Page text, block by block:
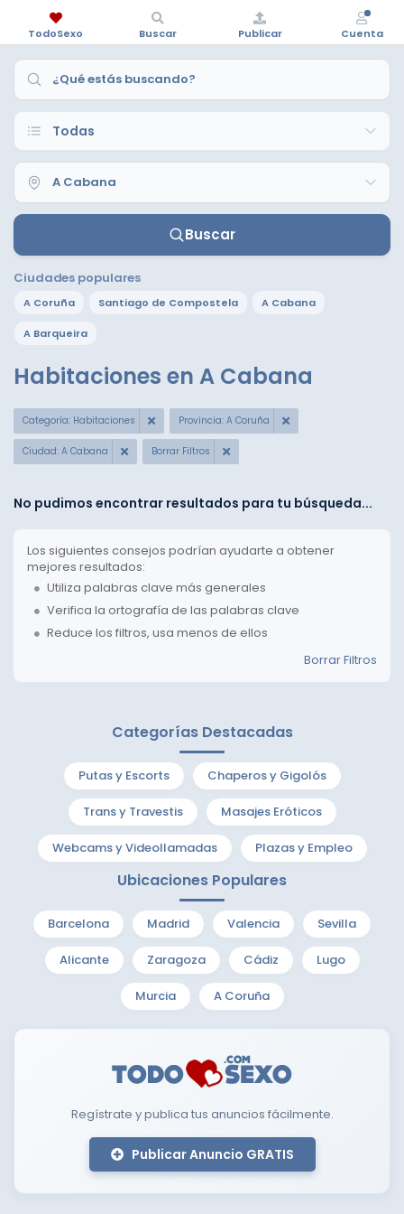
Buscar
Ciudades populares
A Coruña Santiago de Compostela A Cabana
A Barqueira
Habitaciones en A Cabana
Categoría: Habitaciones Provincia: A Coruña
Ciudad: A Cabana Borrar Filtros
No pudimos encontrar resultados para tu búsqueda...
Los siguientes consejos podrían ayudarte a obtener
mejores resultados:
Utiliza palabras clave más generales
Verifica la ortografía de las palabras clave
Reduce los filtros, usa menos de ellos
Borrar Filtros
Categorías Destacadas
Putas y Escorts Chaperos y Gigolós
Trans y Travestis Masajes Eróticos
Webcams y Videollamadas Plazas y Empleo
Ubicaciones Populares
Barcelona Madrid Valencia Sevilla
Alicante Zaragoza Cádiz Lugo
Murcia A Coruña
Regístrate y publica tus anuncios fácilmente.
Publicar Anuncio GRATIS
TodoSexo Buscar Publicar Cuenta